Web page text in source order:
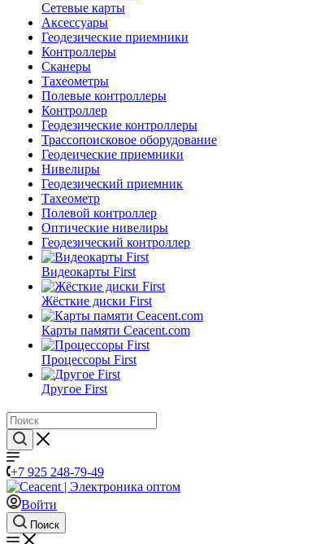
Сетевые карты
Аксессуары
Геодезические приемники
Контроллеры
Сканеры
Тахеометры
Полевые контроллеры
Контроллер
Геодезические контроллеры
Трассопоисковое оборудование
Геодеические приемники
Нивелиры
Геодезический приемник
Тахеометр
Полевой контроллер
Оптические нивелиры
Геодезический контроллер
Видеокарты First
Жёсткие диски First
Карты памяти Ceacent.com
Процессоры First
Другое First
+7 925 248-79-49
Войти
Поиск